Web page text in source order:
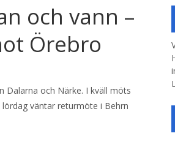
och vann –
Örebro
Dalarna och Närke. I kväll möts
väntar returmöte i Behrn